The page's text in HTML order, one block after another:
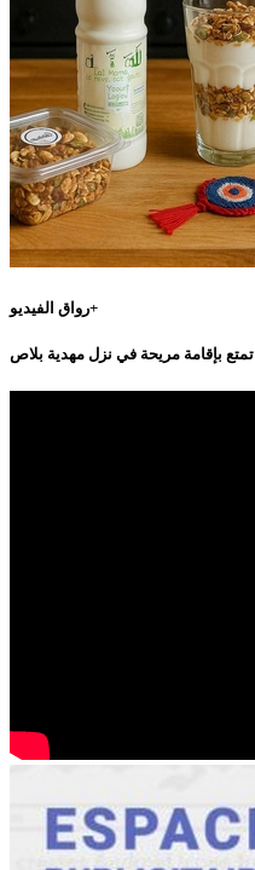
رواق الفيديو+
تمتع بإقامة مريحة في نزل مهدية بلاص